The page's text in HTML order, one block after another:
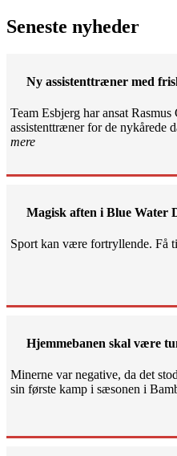
Seneste nyheder
Ny assistenttræner med
Team Esbjerg har ansat
assistenttræner for de nykårede
mere
Magisk aften i Blue Water
Sport kan være fortryllende. Få
Hjemmebanen skal være
Minerne var negative, da det
sin første kamp i sæsonen i